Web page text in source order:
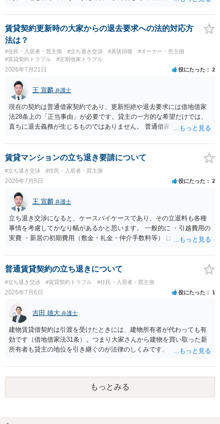
であれば、建物を収去して土地を明渡す義務は原則生じないはずで
す。 その後、建物を平屋に立て替えた場合であっても、貸主の承諾を
得ているのであれば、単純に費用を捻出した側に平屋の所有権が帰属
する、という話になるわけでもないように思います。 そのため、現
状、解体費用を負担することが明確な案件ではないため、まずは相手
に請求の根拠（なぜ当方が平屋の解体費用を負担しなければならない
賃貸契約更新時の大家からの退去要求への法的対応方
法は？
#住民・入居者・買主側 #立ち退き交渉 #原状回復
#オーナー・売主側
#賃貸契約トラブル
#定期借家トラブル
2026年7月21日 役にたった 2
王 宣麟 弁護士
現在の契約は普通借家契約であり、更新拒絶や退去要求には借地借家
法28条上の「正当事由」が必要です。貸主の一方的な希望だけでは、
直ちに退去義務が生じるものではありません。 普通借家契約から定期
新たな定期借家契約を締結する形になりますが、これは任意の合意が
前提であり、借主が同意しなければ成立しません。 12年間の居住実
績、子どもの学校や地域とのつながり、転居費用の準備が困難な事情
などは、借主側の強い居住継続の必要性として正当事由判断において
重視される要素ですので、貸主側にかなり具体的な事情と立退料など
がない限り、更新拒絶が認められるハードルは一般的に高いと考えら
れます。 建物が未登記であること自体は、賃貸借契約の有効性を直ち
に否定するものではなく、引渡しがされていれば賃貸借の効力は原則
有効とされています。 今後の交渉では、①現在は普通借家契約が継続
しており定期借家への変更に合意していないこと、②貸主側の事情
（誰が所有者で誰が実際に住む予定か等）を具体的に書面で説明して
ほしいこと、③自分たちの居住継続の必要性を丁寧に伝えること、を
基本方針としたうえで、仮に一定時期の退去を検討する場合には、立
退料・引越費用・原状回復費用負担などの条件を明確にした書面を作
成することが重要です。 契約書では、更新条項・解除条項・期間の定
め・定期借家に関する記載の有無、これまでの更新時の合意内容
（「今回で最後」などの文言）が、借主不利な特約として無効になり
得るかどうかも含めて検討ポイントになりますので、署名押印前に内
容を十分に確認し、不明点は弁護士に相談することをおすすめしま
す。
賃貸マンションの立ち退き要請について
#立ち退き交渉 #住民・入居者・買主側
2026年7月5日 役にたった 2
王 宣麟 弁護士
立ち退き交渉になると、ケースバイケースであり、その立退料も各種
事情を考慮してかなり幅があるかと思います。 一般的に ・引越費用の
実費 ・新居の初期費用（敷金・礼金・仲介手数料等） は固い部分かと
ターンが多いかと存じます。
普通賃貸契約の立ち退きについて
#立ち退き交渉 #賃貸契約トラブル #住民・入居者・買主側
2026年7月6日 役にたった 1
吉田 雄大 弁護士
建物賃貸借契約は引渡を受けたときには、建物所有者が代わっても有
効です（借地借家法31条）。つまり大家さんから建物を買い取った新
所有者も貸主の地位を引き継ぐのが法律のしくみです。 おそらくは、
が納得いくものであれば応じても良いですが、納得できなければ断る
（家賃を支払い居住を続ける）のが良いでしょう。
もっとみる